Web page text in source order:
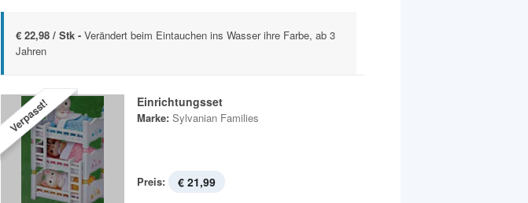
€ 22,98 / Stk - Verändert beim Eintauchen ins Wasser ihre Farbe, ab 3
Jahren
Verpasst! Einrichtungsset
Marke: Sylvanian Families
Preis: € 21,99